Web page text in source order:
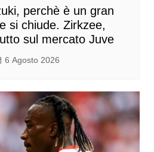
perchè è un gran
si chiude. Zirkzee,
sul mercato Juve
6 Agosto 2026